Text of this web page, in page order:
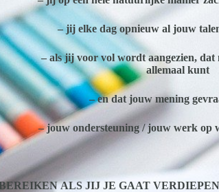
– jij elke dag opnieuw al jouw
– als jij voor vol wordt aangezien, dat
allemaal kunt
– en dat jouw mening
– jouw ondersteuning / jouw werk op
ALS JIJ JE GAAT